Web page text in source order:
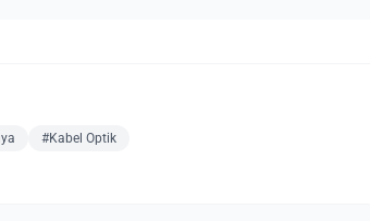
#Kabel Optik